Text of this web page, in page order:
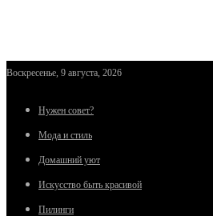
Воскресенье, 9 августа, 2026
Нужен совет?
Мода и стиль
Домашний уют
Искусство быть красивой
Пилинги